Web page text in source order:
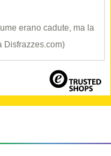
erano cadute, ma la
Disfrazzes.com)